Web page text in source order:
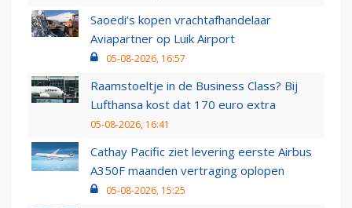
Saoedi’s kopen vrachtafhandelaar
Aviapartner op Luik Airport
05-08-2026, 16:57
Raamstoeltje in de Business Class? Bij
Lufthansa kost dat 170 euro extra
05-08-2026, 16:41
Cathay Pacific ziet levering eerste Airbus
A350F maanden vertraging oplopen
05-08-2026, 15:25